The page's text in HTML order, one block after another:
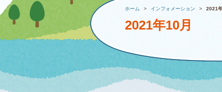
ホーム インフォメーション 2021
2021年10月